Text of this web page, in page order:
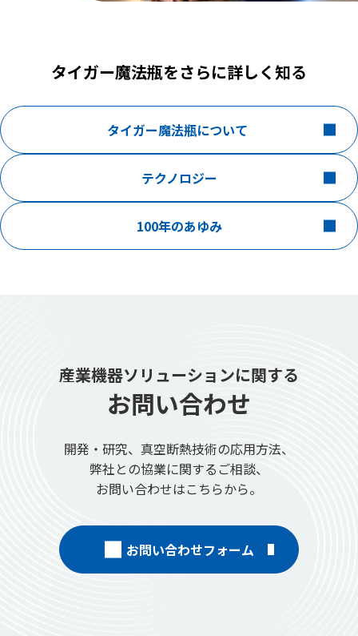
タイガー魔法瓶をさらに詳しく知る
タイガー魔法瓶について
テクノロジー
100年のあゆみ
産業機器ソリューションに関する
お問い合わせ
開発・研究、真空断熱技術の応用方法、
弊社との協業に関するご相談、
お問い合わせはこちらから。
お問い合わせフォーム